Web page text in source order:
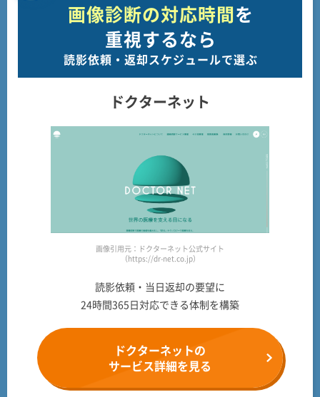
画像診断の対応時間を
重視するなら
読影依頼・返却スケジュールで選ぶ
ドクターネット
画像引用元：ドクターネット公式サイト
（https://dr-net.co.jp）
読影依頼・当日返却の要望に
24時間365日対応できる体制を構築
ドクターネットの
サービス詳細を見る